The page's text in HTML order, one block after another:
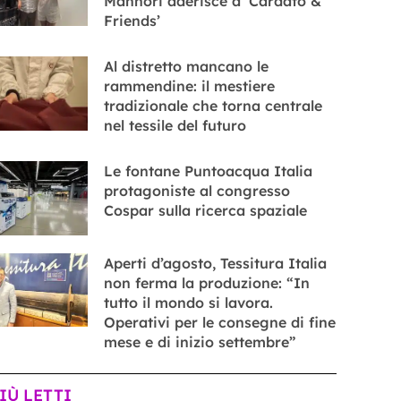
Friends’
Al distretto mancano le
rammendine: il mestiere
tradizionale che torna centrale
nel tessile del futuro
Le fontane Puntoacqua Italia
protagoniste al congresso
Cospar sulla ricerca spaziale
Aperti d’agosto, Tessitura Italia
non ferma la produzione: “In
tutto il mondo si lavora.
Operativi per le consegne di fine
mese e di inizio settembre”
LETTI